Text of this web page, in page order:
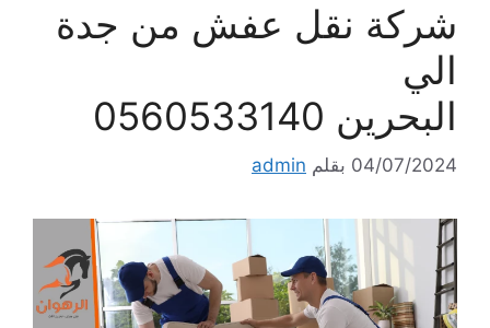
شركة نقل عفش من جدة
الي
البحرين 0560533140
04/07/2024 بقلم admin